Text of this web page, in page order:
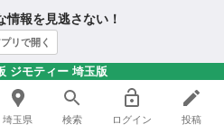
情報を見逃さない！
リで開く
ジモティー 埼玉版
埼玉県 検索 ログイン 投稿